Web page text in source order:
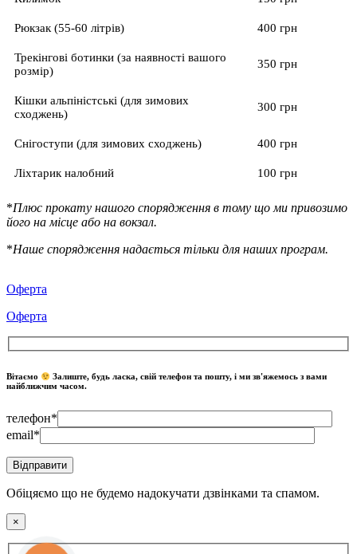
Рюкзак (55-60 літрів) 400 грн
Трекінгові ботинки (за наявності вашого
розмір)
350 грн
Кішки альпіністські (для зимових
сходжень)
300 грн
Снігоступи (для зимових сходжень) 400 грн
Ліхтарик налобний 100 грн
*Плюс прокату нашого спорядження в тому що ми привозимо
його на місце або на вокзал.
*Наше спорядження надається тільки для наших програм.
Оферта
Оферта
Вітаємо
Залиште, будь ласка, свій телефон та пошту, і ми зв'яжемось з вами
найближчим часом.
телефон*
email*
Обіцяємо що не будемо надокучати дзвінками та спамом.
×